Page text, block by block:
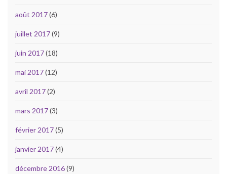
août 2017(6)
juillet 2017(9)
juin 2017(18)
mai 2017(12)
avril 2017(2)
mars 2017(3)
février 2017(5)
janvier 2017(4)
décembre 2016(9)